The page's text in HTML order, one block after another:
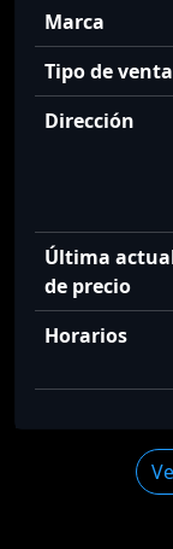
Marca
Tipo de venta
Dirección
Última
de precio
Horarios